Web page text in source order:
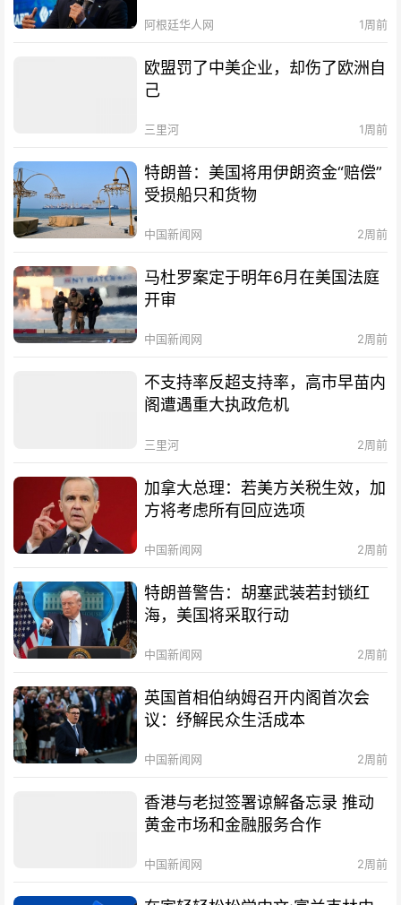
阿根廷华人网 1周前
欧盟罚了中美企业，却伤了欧洲自
己
三里河 1周前
特朗普：美国将用伊朗资金“赔偿”
受损船只和货物
中国新闻网 2周前
马杜罗案定于明年6月在美国法庭
开审
中国新闻网 2周前
不支持率反超支持率，高市早苗内
阁遭遇重大执政危机
三里河 2周前
加拿大总理：若美方关税生效，加
方将考虑所有回应选项
中国新闻网 2周前
特朗普警告：胡塞武装若封锁红
海，美国将采取行动
中国新闻网 2周前
英国首相伯纳姆召开内阁首次会
议：纾解民众生活成本
中国新闻网 2周前
香港与老挝签署谅解备忘录 推动
黄金市场和金融服务合作
中国新闻网 2周前